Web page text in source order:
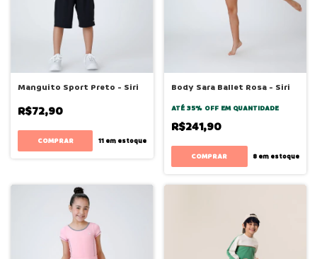
Manguito Sport Preto - Siri
R$72,90
COMPRAR 11em estoque
Body Sara Ballet Rosa - Siri
ATÉ 35% OFF EM QUANTIDADE
R$241,90
COMPRAR 8 em estoque